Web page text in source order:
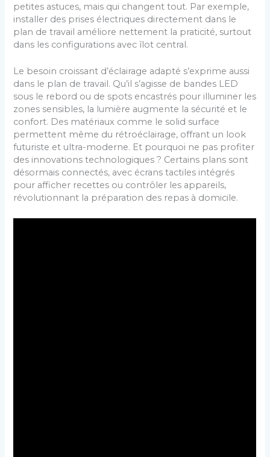
petites astuces, mais qui changent tout. Par exemple,
installer des prises électriques directement dans le
plan de travail améliore nettement la praticité, surtout
dans les configurations avec îlot central.
Le besoin croissant d’éclairage adapté s’exprime aussi
dans le plan de travail. Qu’il s’agisse de bandes LED
sous le rebord ou de spots encastrés pour illuminer les
zones sensibles, la lumière augmente la sécurité et le
confort. Des matériaux comme le solid surface
permettent même du rétroéclairage, offrant un look
futuriste et ultra-moderne. Et pourquoi ne pas profiter
des innovations technologiques ? Certains plans sont
désormais connectés, avec écrans tactiles intégrés
pour afficher recettes ou contrôler les appareils,
révolutionnant la préparation des repas à domicile.